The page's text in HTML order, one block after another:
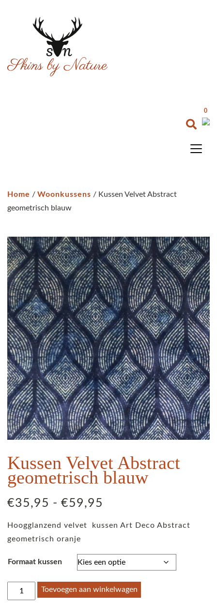
0
Home / Woonkussens / Kussen Velvet Abstract
geometrisch blauw
Kussen Velvet Abstract
geometrisch blauw
€35,95 - €59,95
tot
Hoogglanzend velvet kussen Art Deco Abstract
geometrisch oranje
Formaat kussen
Kussen
Velvet
Toevoegen aan winkelwagen